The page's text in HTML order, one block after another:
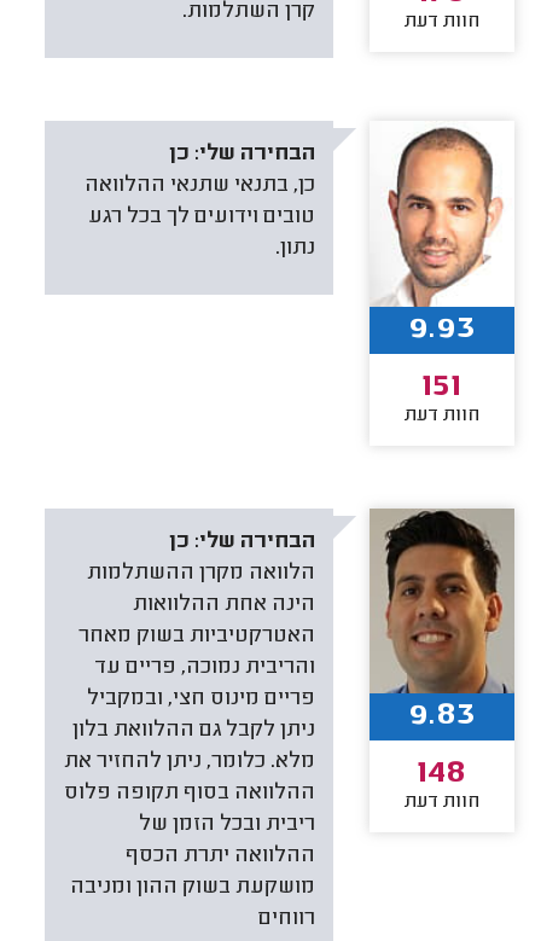
קרן השתלמות. חוות דעת
הבחירה שלי: כן
כן, בתנאי שתנאי ההלוואה
טובים וידועים לך בכל רגע
נתון.
9.93
151
חוות דעת
הבחירה שלי: כן
הלוואה מקרן ההשתלמות
הינה אחת ההלוואות
האטרקטיביות בשוק מאחר
והריבית נמוכה, פריים עד
פריים מינוס חצי, ובמקביל
ניתן לקבל גם ההלוואת בלון
מלא. כלומר, ניתן להחזיר את
ההלוואה בסוף תקופה פלוס
ריבית ובכל הזמן של
ההלוואה יתרת הכסף
מושקעת בשוק ההון ומניבה
רווחים
9.83
148
חוות דעת